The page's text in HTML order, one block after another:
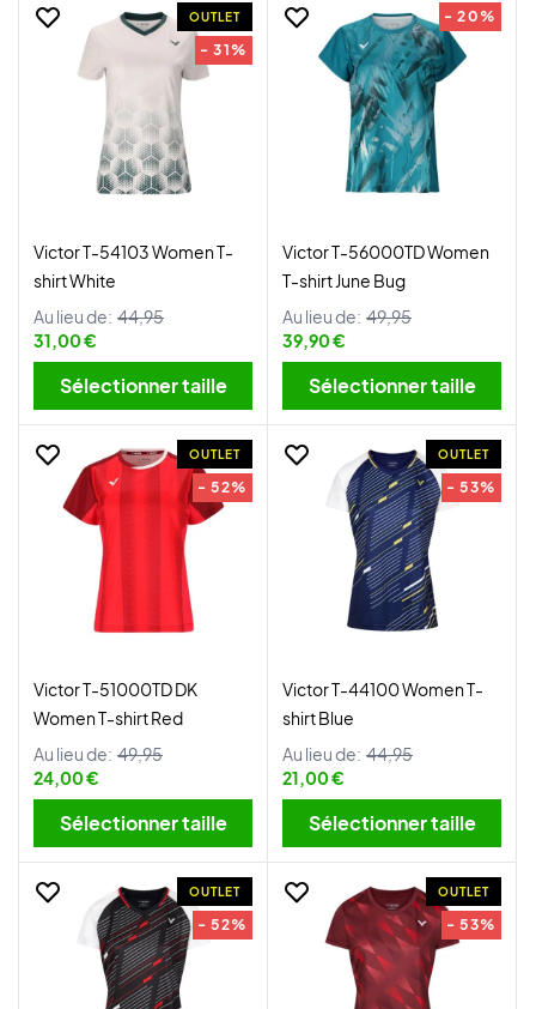
OUTLET
- 31%
Victor T-54103 Women T-
shirt White
Au lieu de: 44,95
31,00 €
Sélectionner taille
- 20%
Victor T-56000TD Women
T-shirt June Bug
Au lieu de: 49,95
39,90 €
Sélectionner taille
OUTLET
- 52%
Victor T-51000TD DK
Women T-shirt Red
Au lieu de: 49,95
24,00 €
Sélectionner taille
OUTLET
- 53%
Victor T-44100 Women T-
shirt Blue
Au lieu de: 44,95
21,00 €
Sélectionner taille
OUTLET
- 52%
OUTLET
- 53%